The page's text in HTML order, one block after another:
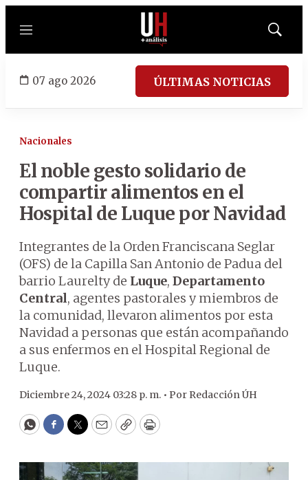
Menú
Mostrar
07 ago 2026 ÚLTIMAS NOTICIAS
Nacionales
El noble gesto solidario de
compartir alimentos en el
Hospital de Luque por Navidad
Integrantes de la Orden Franciscana Seglar
(OFS) de la Capilla San Antonio de Padua del
barrio Laurelty de Luque, Departamento
Central, agentes pastorales y miembros de
la comunidad, llevaron alimentos por esta
Navidad a personas que están acompañando
a sus enfermos en el Hospital Regional de
Luque.
Diciembre 24, 2024 03:28 p. m. • Por Redacción ÚH
WhatsApp
Facebook
Twitter
EmailCopyPrint